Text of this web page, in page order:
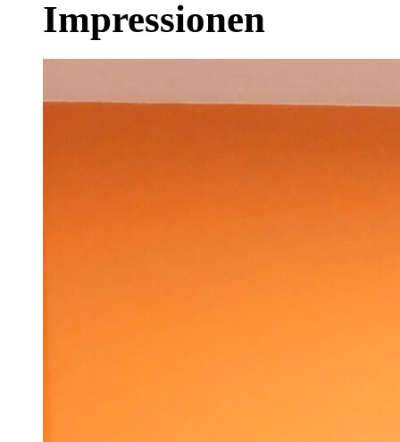
Impressionen